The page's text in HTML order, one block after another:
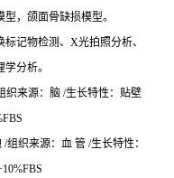
，颌面骨缺损模型。
记物检测、X光拍照分析、
分析。
织来源：脑 /生长特性：贴壁
织来源：血 管 /生长特性：